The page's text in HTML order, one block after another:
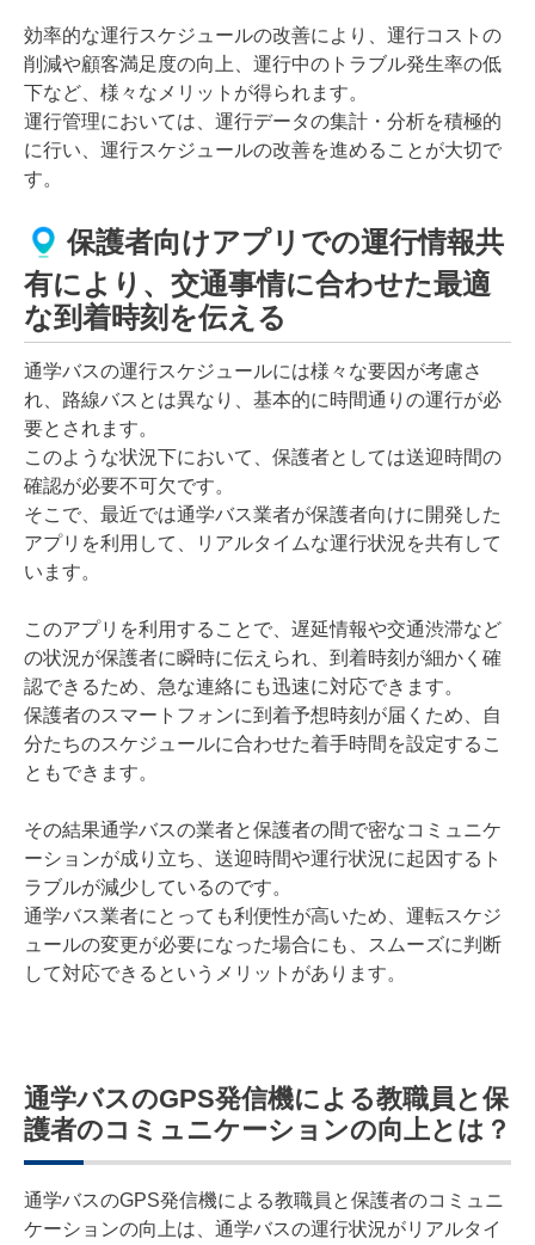
効率的な運行スケジュールの改善により、運行コストの
削減や顧客満足度の向上、運行中のトラブル発生率の低
下など、様々なメリットが得られます。
運行管理においては、運行データの集計・分析を積極的
に行い、運行スケジュールの改善を進めることが大切で
す。
保護者向けアプリでの運行情報共
有により、交通事情に合わせた最適
な到着時刻を伝える
通学バスの運行スケジュールには様々な要因が考慮さ
れ、路線バスとは異なり、基本的に時間通りの運行が必
要とされます。
このような状況下において、保護者としては送迎時間の
確認が必要不可欠です。
そこで、最近では通学バス業者が保護者向けに開発した
アプリを利用して、リアルタイムな運行状況を共有して
います。
このアプリを利用することで、遅延情報や交通渋滞など
の状況が保護者に瞬時に伝えられ、到着時刻が細かく確
認できるため、急な連絡にも迅速に対応できます。
保護者のスマートフォンに到着予想時刻が届くため、自
分たちのスケジュールに合わせた着手時間を設定するこ
ともできます。
その結果通学バスの業者と保護者の間で密なコミュニケ
ーションが成り立ち、送迎時間や運行状況に起因するト
ラブルが減少しているのです。
通学バス業者にとっても利便性が高いため、運転スケジ
ュールの変更が必要になった場合にも、スムーズに判断
して対応できるというメリットがあります。
通学バスのGPS発信機による教職員と保
護者のコミュニケーションの向上とは？
通学バスのGPS発信機による教職員と保護者のコミュニ
ケーションの向上は、通学バスの運行状況がリアルタイ